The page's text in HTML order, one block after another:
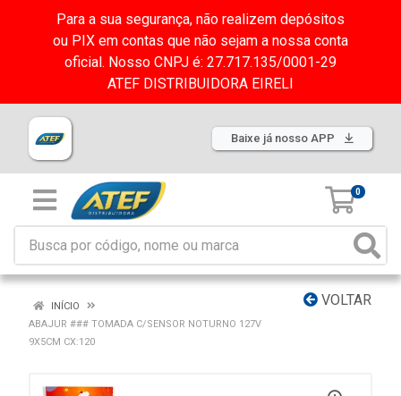
Para a sua segurança, não realizem depósitos
ou PIX em contas que não sejam a nossa conta
oficial. Nosso CNPJ é: 27.717.135/0001-29
ATEF DISTRIBUIDORA EIRELI
Baixe já nosso APP
0
VOLTAR
INÍCIO
ABAJUR ### TOMADA C/SENSOR NOTURNO 127V
9X5CM CX:120